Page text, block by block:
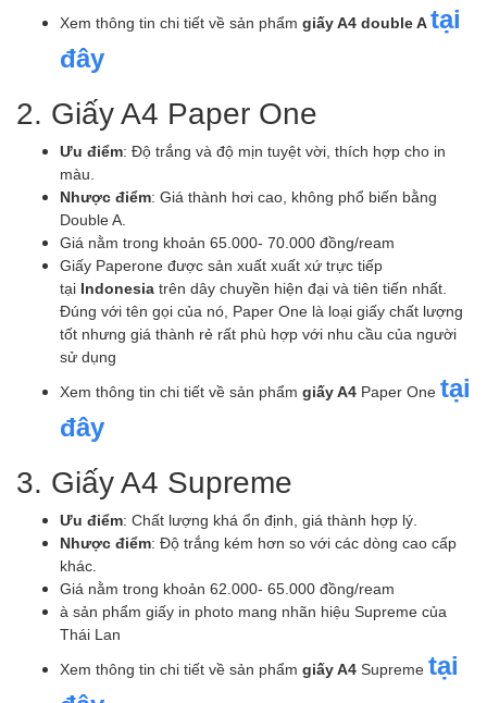
Xem thông tin chi tiết về sản phẩm giấy A4 double Atại
đây
2. Giấy A4 Paper One
Ưu điểm: Độ trắng và độ mịn tuyệt vời, thích hợp cho in
màu.
Nhược điểm: Giá thành hơi cao, không phổ biến bằng
Double A.
Giá nằm trong khoản 65.000- 70.000 đồng/ream
Giấy Paperone được sản xuất xuất xứ trực tiếp
tại Indonesia trên dây chuyền hiện đại và tiên tiến nhất.
Đúng với tên gọi của nó, Paper One là loại giấy chất lượng
tốt nhưng giá thành rẻ rất phù hợp với nhu cầu của người
sử dụng
Xem thông tin chi tiết về sản phẩm giấy A4 Paper One tại
đây
3. Giấy A4 Supreme
Ưu điểm: Chất lượng khá ổn định, giá thành hợp lý.
Nhược điểm: Độ trắng kém hơn so với các dòng cao cấp
khác.
Giá nằm trong khoản 62.000- 65.000 đồng/ream
à sản phẩm giấy in photo mang nhãn hiệu Supreme của
Thái Lan
Xem thông tin chi tiết về sản phẩm giấy A4 Supreme tại